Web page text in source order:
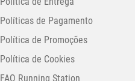
Políticas de Pagamento
Política de Promoções
Política de Cookies
FAQ Running Station